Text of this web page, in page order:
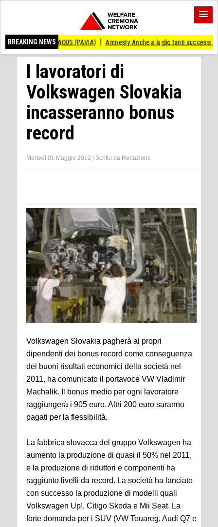
BREAKING NEWS
(PAVIA) Amnesty Anche a luglio tanti successi ed ingiustizie
I lavoratori di
Volkswagen Slovakia
incasseranno bonus
record
Martedì 01 Maggio 2012 Scritto da Redazione
Volkswagen Slovakia pagherà ai propri
dipendenti dei bonus record come conseguenza
dei buoni risultati economici della società nel
2011, ha comunicato il portavoce VW Vladimir
Machalik. Il bonus medio per ogni lavoratore
raggiungerà i 905 euro. Altri 200 euro saranno
pagati per la flessibilità.
La fabbrica slovacca del gruppo Volkswagen ha
aumento la produzione di quasi il 50% nel 2011,
e la produzione di riduttori e componenti ha
raggiunto livelli da record. La società ha lanciato
con successo la produzione di modelli quali
Volkswagen Up!, Citigo Skoda e Mii Seat. La
forte domanda per i SUV (VW Touareg, Audi Q7 e